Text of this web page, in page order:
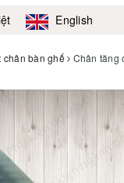
English
bàn ghế
Chân tăng